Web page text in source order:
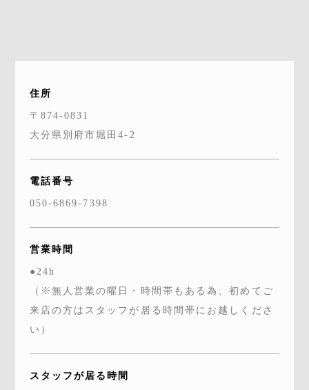
住所
〒874-0831
大分県別府市堀田4-2
電話番号
050-6869-7398
営業時間
●24h
（※無人営業の曜日・時間帯もある為、初めてご
来店の方はスタッフが居る時間帯にお越しくださ
い）
スタッフが居る時間